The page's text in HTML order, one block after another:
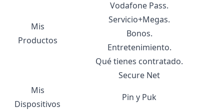
Mis
Productos
Vodafone Pass.
Servicio+Megas.
Bonos.
Entretenimiento.
Qué tienes contratado.
Secure Net
Mis
Dispositivos
Pin y Puk